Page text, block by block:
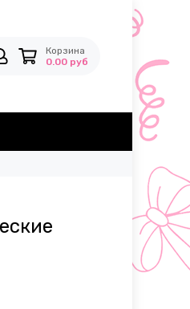
Корзина
0.00 руб